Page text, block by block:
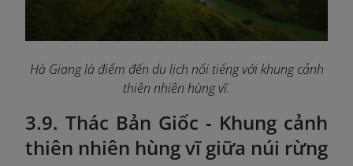
Hà Giang là điểm đến du lịch nổi tiếng với khung cảnh
thiên nhiên hùng vĩ.
3.9. Thác Bản Giốc - Khung cảnh
thiên nhiên hùng vĩ giữa núi rừng